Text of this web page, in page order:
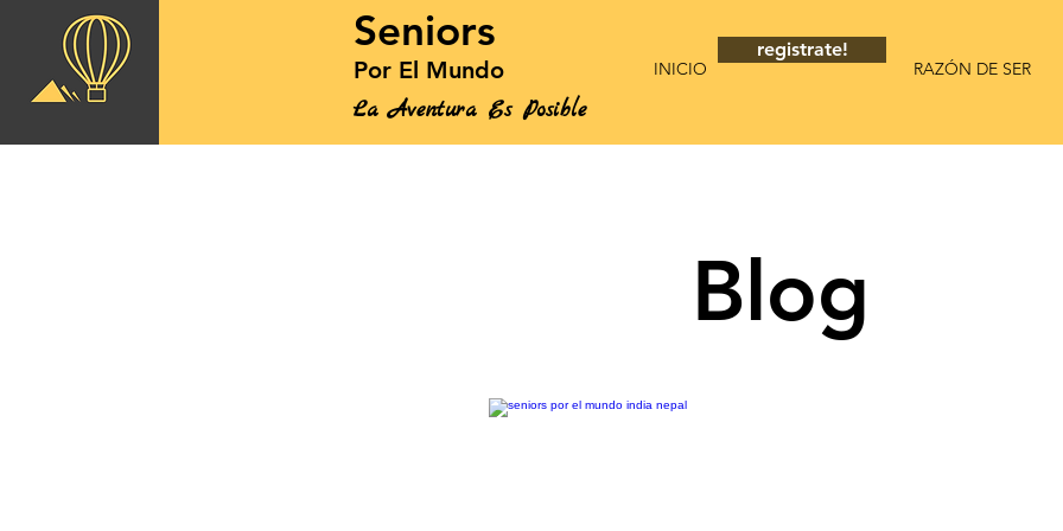
Seniors
Por El Mundo INICIO RAZÓN DE SER
registrate!
La Aventura Es Posible
Blog